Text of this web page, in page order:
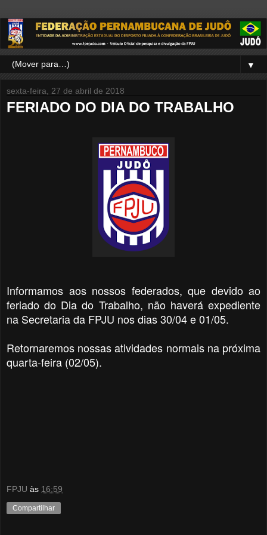
▼
sexta-feira, 27 de abril de 2018
FERIADO DO DIA DO TRABALHO
Informamos aos nossos federados, que devido ao
feriado do Dia do Trabalho, não haverá expediente
na Secretaria da FPJU nos dias 30/04 e 01/05.
Retornaremos nossas atividades normais na próxima
quarta-feira (02/05).
FPJU às 16:59
Compartilhar